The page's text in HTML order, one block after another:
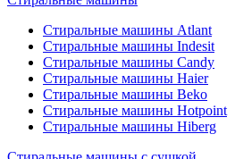
Стиральные машины Atlant
Стиральные машины Indesit
Стиральные машины Candy
Стиральные машины Haier
Стиральные машины Beko
Стиральные машины Hotpoint
Стиральные машины Hiberg